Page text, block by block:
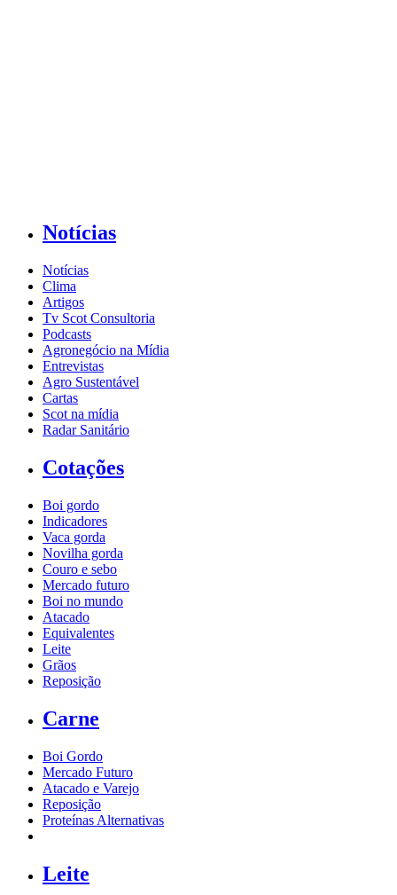
Notícias
Notícias
Clima
Artigos
Tv Scot Consultoria
Podcasts
Agronegócio na Mídia
Entrevistas
Agro Sustentável
Cartas
Scot na mídia
Radar Sanitário
Cotações
Boi gordo
Indicadores
Vaca gorda
Novilha gorda
Couro e sebo
Mercado futuro
Boi no mundo
Atacado
Equivalentes
Leite
Grãos
Reposição
Carne
Boi Gordo
Mercado Futuro
Atacado e Varejo
Reposição
Proteínas Alternativas
Leite